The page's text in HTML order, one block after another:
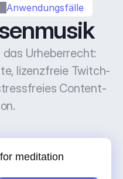
Anwendungsfälle
das Urheberrecht:
lizenzfreie Twitch-
Content-